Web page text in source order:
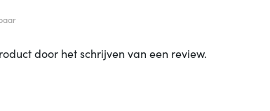
door het schrijven van een review.